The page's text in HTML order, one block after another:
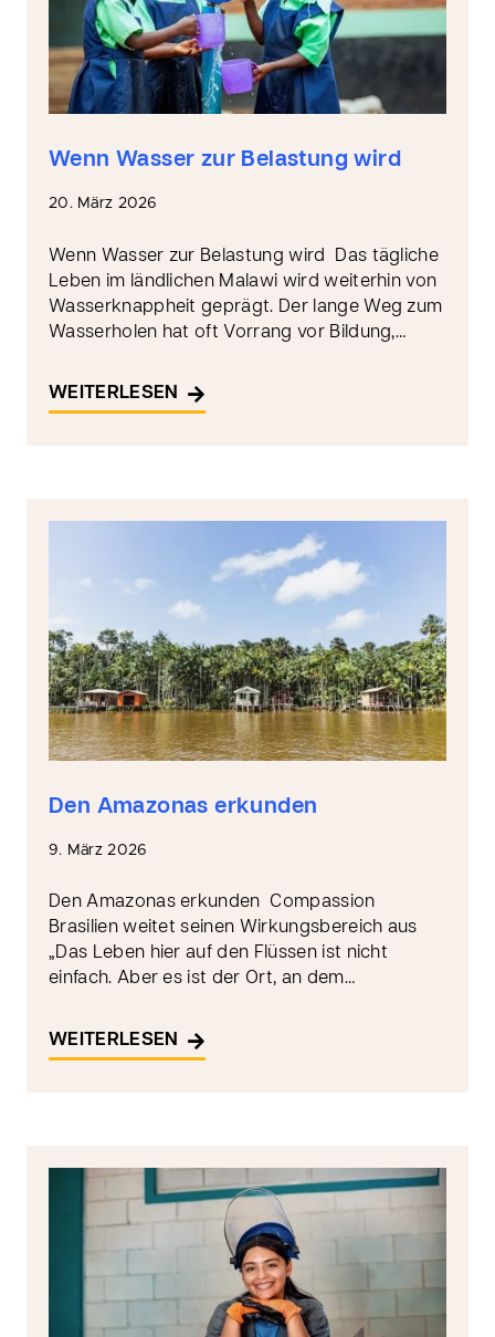
Wenn Wasser zur Belastung wird
20. März 2026
Wenn Wasser zur Belastung wird Das tägliche
Leben im ländlichen Malawi wird weiterhin von
Wasserknappheit geprägt. Der lange Weg zum
Wasserholen hat oft Vorrang vor Bildung,…
WEITERLESEN
Den Amazonas erkunden
9. März 2026
Den Amazonas erkunden Compassion
Brasilien weitet seinen Wirkungsbereich aus
„Das Leben hier auf den Flüssen ist nicht
einfach. Aber es ist der Ort, an dem…
WEITERLESEN